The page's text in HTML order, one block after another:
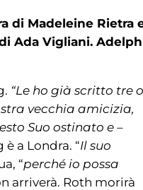
di Madeleine Rietra
Ada Vigliani.
“Le ho già scritto tre o
vecchia amicizia,
Suo ostinato e –
è a Londra. “Il suo
“perché io possa
arriverà. Roth morirà